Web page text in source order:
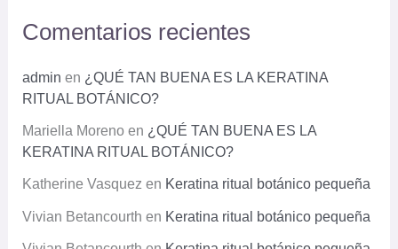
Comentarios recientes
admin en ¿QUÉ TAN BUENA ES LA KERATINA
RITUAL BOTÁNICO?
Mariella Moreno en ¿QUÉ TAN BUENA ES LA
KERATINA RITUAL BOTÁNICO?
Katherine Vasquez en Keratina ritual botánico pequeña
Vivian Betancourth en Keratina ritual botánico pequeña